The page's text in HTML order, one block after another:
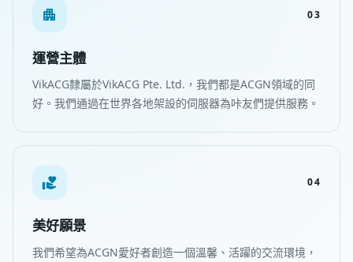
03
運營主體
VikACG隸屬於VikACG Pte. Ltd.，我們都是ACGN領域的同
好。我們通過在世界各地架設的伺服器為咔友們提供服務。
04
美好願景
我們希望為ACGN愛好者創造一個溫馨、活躍的交流環境，